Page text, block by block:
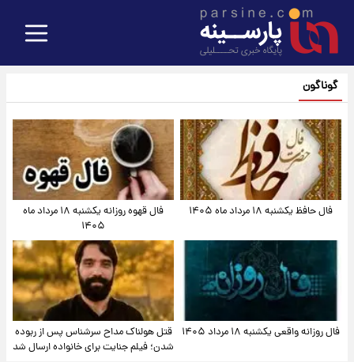
گوناگون
فال حافظ یکشنبه ۱۸ مرداد ماه ۱۴۰۵
فال قهوه روزانه یکشنبه ۱۸ مرداد ماه
۱۴۰۵
فال روزانه واقعی یکشنبه ۱۸ مرداد ۱۴۰۵
قتل هولناک مداح سرشناس پس از ربوده
شدن؛ فیلم جنایت برای خانواده ارسال شد